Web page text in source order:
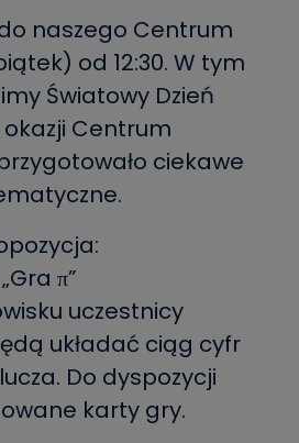
naszego Centrum
od 12:30. W tym
Światowy Dzień
okazji Centrum
ciekawe
π”
uczestnicy
układać ciąg cyfr
Do dyspozycji
karty gry.